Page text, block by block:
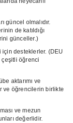
güncel olmalıdır.
de katıldığı
günceller.)
desteklerler. (DEU
çeşitli öğrenci
aktarımı ve
ve öğrencilerin birlikte
ve mezun
değerlidir.